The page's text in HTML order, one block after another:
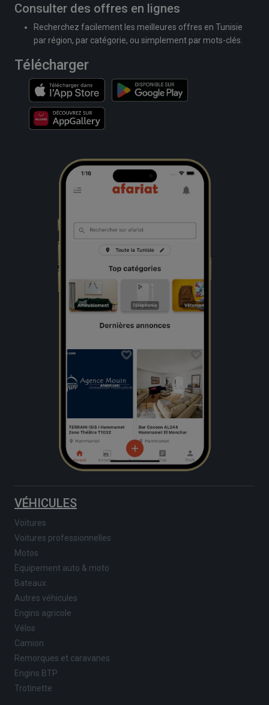
Consulter des offres en lignes
Recherchez facilement les meilleures offres en Tunisie
par région, par catégorie, ou simplement par mots-clés.
Télécharger
VÉHICULES
Voitures
Voitures professionnelles
Motos
Equipement auto & moto
Bateaux
Autres véhicules
Engins agricole
Vélos
Camion
Remorques et caravanes
Engins BTP
Trotinette